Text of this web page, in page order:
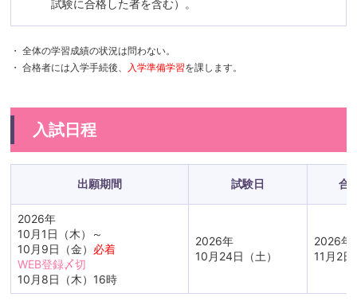
試験に合格した者を含む）。
・ 全体の学習成績の状況は問わない。
・ 合格者には入学手続後、
入学準備学習を課します。
入試日程
出願期間 試験日 合
2026年
10月1日（木）～
10月9日（金） 必着
WEB登録〆切
10月8日（木）16時
2026年
10月24日（土）
2026年
11月2